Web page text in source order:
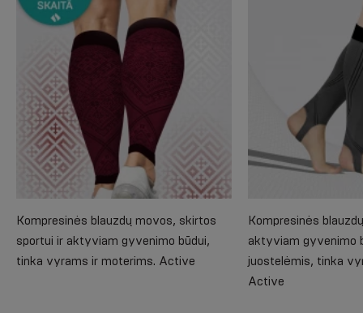
Kompresinės blauzdų movos, skirtos
sportui ir aktyviam gyvenimo būdui,
tinka vyrams ir moterims. Active
Kompresinės
aktyviam gyvenimo
juostelėmis, tinka
Active